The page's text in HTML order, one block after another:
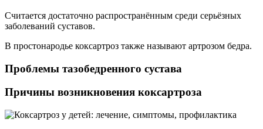
Считается достаточно распространённым среди серьёзных
заболеваний суставов.
В простонародье коксартроз также называют артрозом бедра.
Проблемы тазобедренного сустава
Причины возникновения коксартроза